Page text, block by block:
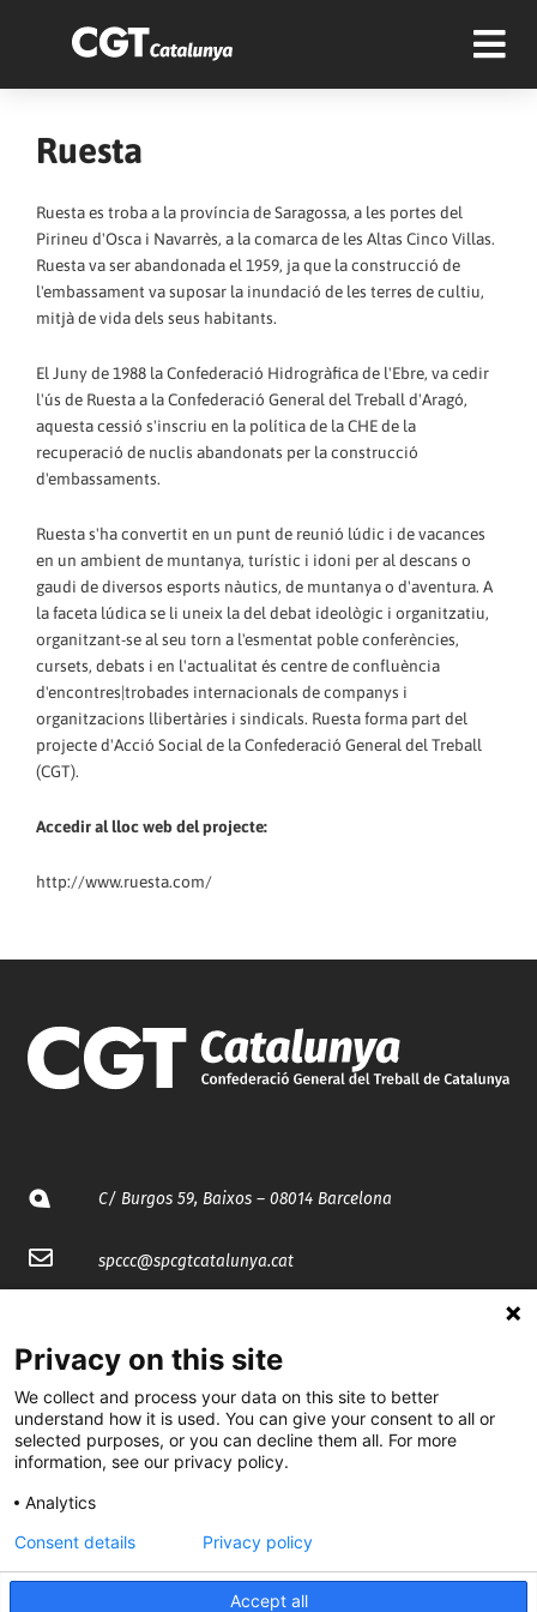
Ruesta
Ruesta es troba a la província de Saragossa, a les portes del
Pirineu d'Osca i Navarrès, a la comarca de les Altas Cinco Villas.
Ruesta va ser abandonada el 1959, ja que la construcció de
l'embassament va suposar la inundació de les terres de cultiu,
mitjà de vida dels seus habitants.
El Juny de 1988 la Confederació Hidrogràfica de l'Ebre, va cedir
l'ús de Ruesta a la Confederació General del Treball d'Aragó,
aquesta cessió s'inscriu en la política de la CHE de la
recuperació de nuclis abandonats per la construcció
d'embassaments.
Ruesta s'ha convertit en un punt de reunió lúdic i de vacances
en un ambient de muntanya, turístic i idoni per al descans o
gaudi de diversos esports nàutics, de muntanya o d'aventura. A
la faceta lúdica se li uneix la del debat ideològic i organitzatiu,
organitzant-se al seu torn a l'esmentat poble conferències,
cursets, debats i en l'actualitat és centre de confluència
d'encontres|trobades internacionals de companys i
organitzacions llibertàries i sindicals. Ruesta forma part del
projecte d'Acció Social de la Confederació General del Treball
(CGT).
Accedir al lloc web del projecte:
http://www.ruesta.com/
C/ Burgos 59, Baixos – 08014 Barcelona
spccc@spcgtcatalunya.cat
@CGTCatalunya
cgtcatalunya
Privacy on this site
We collect and process your data on this site to better
understand how it is used. You can give your consent to all or
selected purposes, or you can decline them all. For more
information, see our privacy policy.
Analytics
Accept all
Consent details Privacy policy